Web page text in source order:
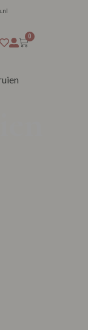
0